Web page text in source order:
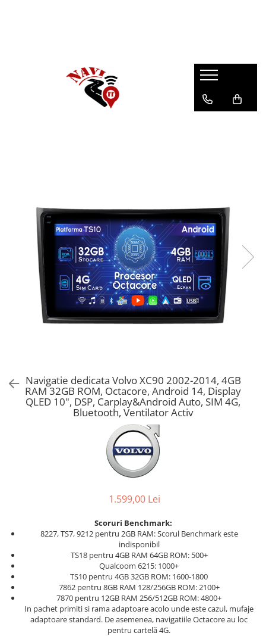
Navigatie dedicata Volvo XC90 2002-2014, 4GB
RAM 32GB ROM, Octacore, Android 14, Display
QLED 10", DSP, Carplay&Android Auto, SIM 4G,
Bluetooth, Ventilator Activ
1.599,00 Lei
Scoruri Benchmark:
8227, TS7, 9212 pentru 2GB RAM: Scorul Benchmark este
indisponibil
TS18 pentru 4GB RAM 64GB ROM: 500+
Qualcoom 6215: 1000+
TS10 pentru 4GB 32GB ROM: 1600-1800
7862 pentru 8GB RAM 128/256GB ROM: 2100+
7870 pentru 12GB RAM 256/512GB ROM: 4800+
In pachet primiti si rama adaptoare acolo unde este cazul, mufaje
adaptoare standard. De asemenea, navigatiile Octacore au loc
pentru cartelă 4G.